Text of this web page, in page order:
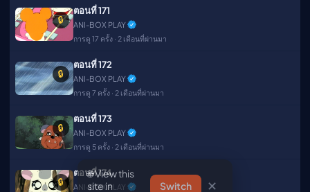
🔒
ตอนที่ 171
ANI-BOX PLAY
การดู 17 ครั้ง · 2 เดือนที่ผ่านมา
🔒
ตอนที่ 172
ANI-BOX PLAY
การดู 7 ครั้ง · 2 เดือนที่ผ่านมา
🔒
ตอนที่ 173
ANI-BOX PLAY
การดู 5 ครั้ง · 2 เดือนที่ผ่านมา
🔒
ตอนที่ 174
ANI-BOX PLAY
🌐 View this
site in
English?